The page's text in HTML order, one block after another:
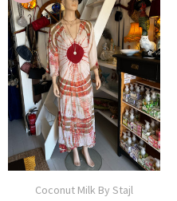
Coconut Milk By Stajl